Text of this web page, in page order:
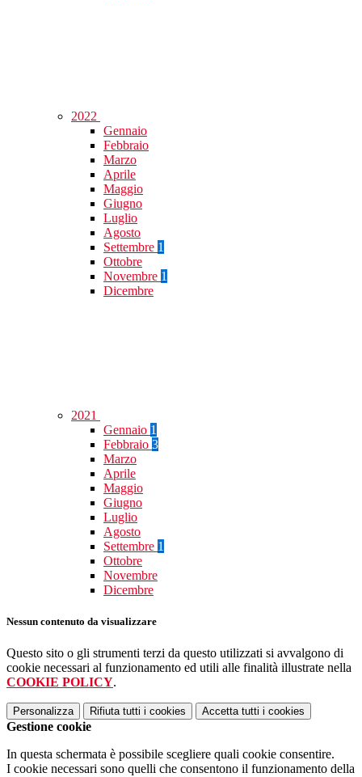
2022
Gennaio
Febbraio
Marzo
Aprile
Maggio
Giugno
Luglio
Agosto
Settembre 1
Ottobre
Novembre 1
Dicembre
2021
Gennaio 1
Febbraio 3
Marzo
Aprile
Maggio
Giugno
Luglio
Agosto
Settembre 1
Ottobre
Novembre
Dicembre
Nessun contenuto da visualizzare
Questo sito o gli strumenti terzi da questo utilizzati si avvalgono di
cookie necessari al funzionamento ed utili alle finalità illustrate nella
COOKIE POLICY.
Personalizza Rifiuta tutti i cookies Accetta tutti i cookies
Gestione cookie
In questa schermata è possibile scegliere quali cookie consentire.
I cookie necessari sono quelli che consentono il funzionamento della